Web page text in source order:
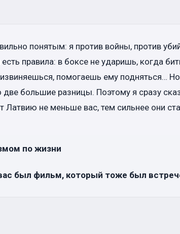
понятым: я против войны, против
правила: в боксе не ударишь, когда
помогаешь ему подняться…
две большие разницы. Поэтому я сразу
Латвию не меньше вас, тем сильнее они
по жизни
был фильм, который тоже был